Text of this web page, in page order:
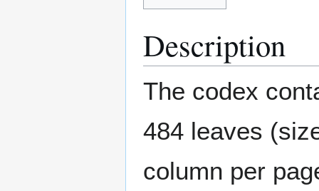
Description
The codex
484 leaves
column per